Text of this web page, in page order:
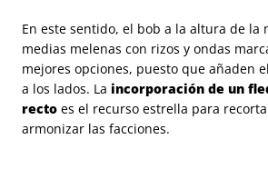
En este sentido, el bob a la altura de la
medias melenas con rizos y ondas
mejores opciones, puesto que añaden
a los lados. La incorporación de un
recto es el recurso estrella para
armonizar las facciones.